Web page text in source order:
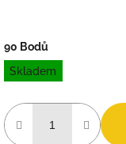
90 Bodů
Měrná
cena:
Skladem